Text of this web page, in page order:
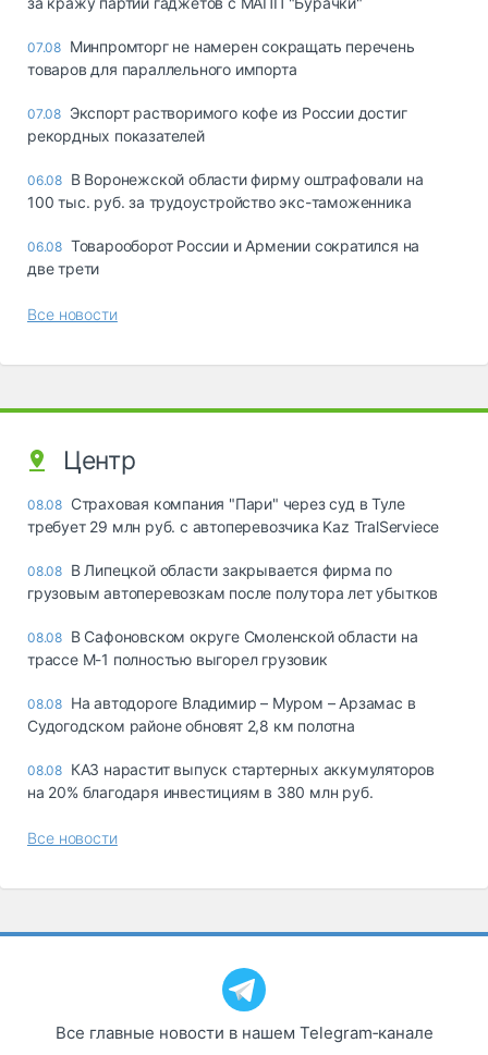
07.08 Минпромторг не намерен сокращать перечень
товаров для параллельного импорта
07.08 Экспорт растворимого кофе из России достиг
рекордных показателей
06.08 В Воронежской области фирму оштрафовали на
100 тыс. руб. за трудоустройство экс-таможенника
06.08 Товарооборот России и Армении сократился на
две трети
Все новости
Центр
08.08 Страховая компания "Пари" через суд в Туле
требует 29 млн руб. с автоперевозчика Kaz TralServiece
08.08 В Липецкой области закрывается фирма по
грузовым автоперевозкам после полутора лет убытков
08.08 В Сафоновском округе Смоленской области на
трассе М-1 полностью выгорел грузовик
08.08 На автодороге Владимир – Муром – Арзамас в
Судогодском районе обновят 2,8 км полотна
08.08 КАЗ нарастит выпуск стартерных аккумуляторов
на 20% благодаря инвестициям в 380 млн руб.
Все новости
Все главные новости в нашем Telegram‑канале